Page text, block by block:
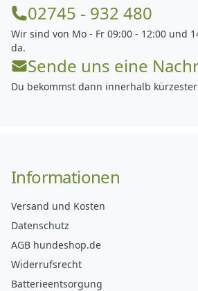
02745 - 932 480
Wir sind von Mo - Fr 09:00 - 12:00 und
da.
Sende uns eine
Du bekommst dann innerhalb
Informationen
Versand und Kosten
Datenschutz
AGB hundeshop.de
Widerrufsrecht
Batterieentsorgung